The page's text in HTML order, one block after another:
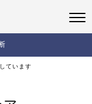
ています